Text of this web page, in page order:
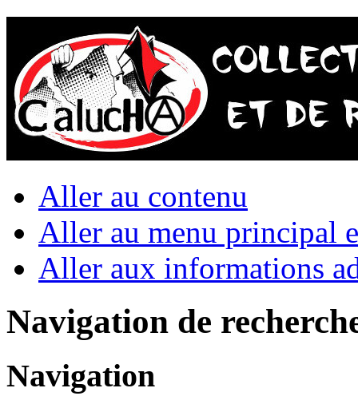
Aller au contenu
Aller au menu principal
Aller aux informations
Navigation de
Navigation